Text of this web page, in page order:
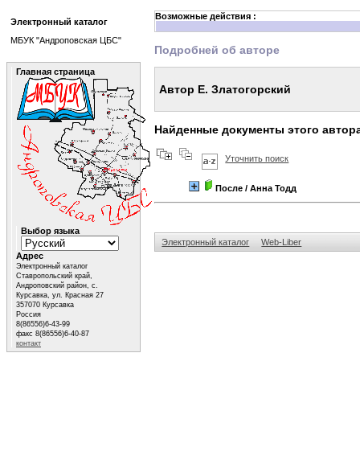
Возможные действия :
Подробней об авторе
Автор Е. Златогорский
Найденные документы этого
Уточнить поиск
После / Анна Тодд
Электронный каталог Web-Liber
Электронный каталог
МБУК "Андроповская ЦБС"
Главная страница
Выбор языка
Адрес
Электронный каталог
Ставропольский край,
Андроповский район, с.
Курсавка, ул. Красная 27
357070 Курсавка
Россия
8(86556)6-43-99
факс 8(86556)6-40-87
контакт